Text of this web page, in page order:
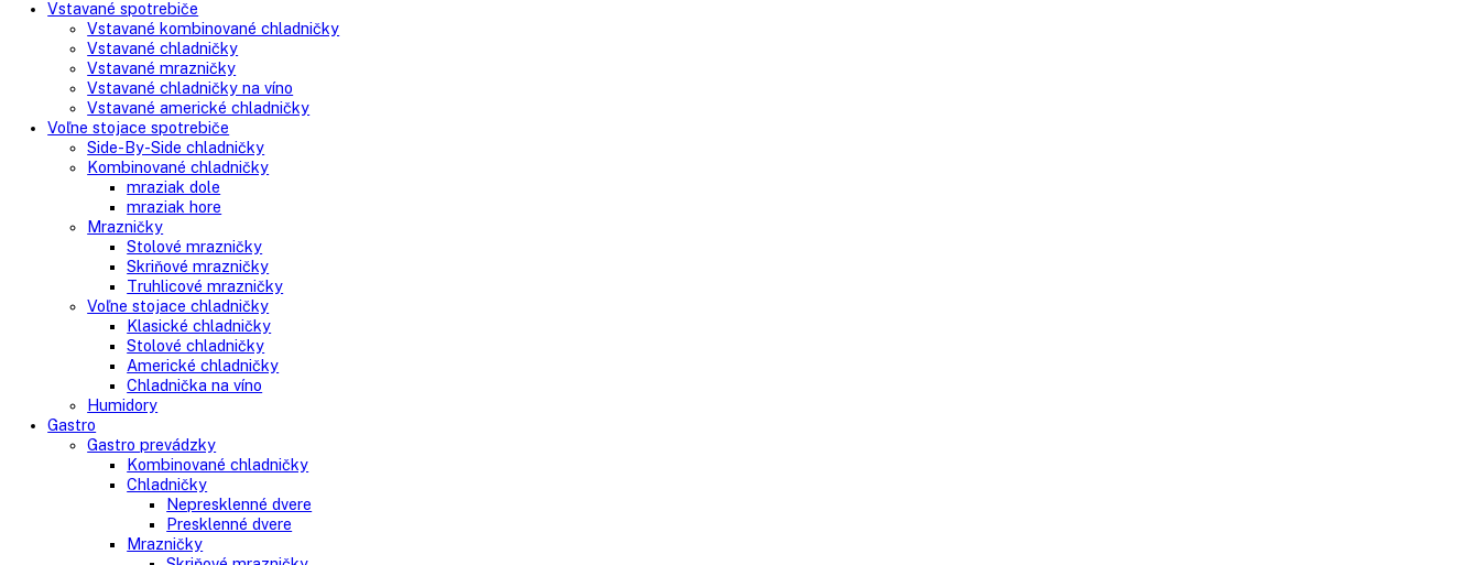
Kontaktujte nás
Search
Vstavané spotrebiče
Vstavané kombinované chladničky
Vstavané chladničky
Vstavané mrazničky
Vstavané chladničky na víno
Vstavané americké chladničky
Voľne stojace spotrebiče
Side-By-Side chladničky
Kombinované chladničky
mraziak dole
mraziak hore
Mrazničky
Stolové mrazničky
Skriňové mrazničky
Truhlicové mrazničky
Klasické chladničky
Stolové chladničky
Americké chladničky
Chladnička na víno
Humidory